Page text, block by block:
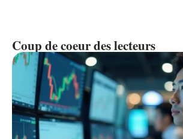
Coup de coeur des lecteurs